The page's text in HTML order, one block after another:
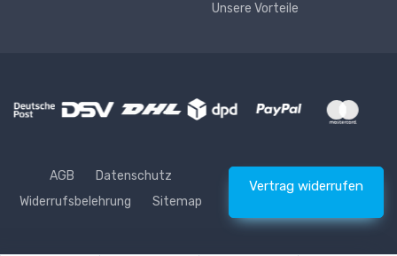
Unsere Vorteile
AGB
Datenschutz
Widerrufsbelehrung
Sitemap
Vertrag widerrufen